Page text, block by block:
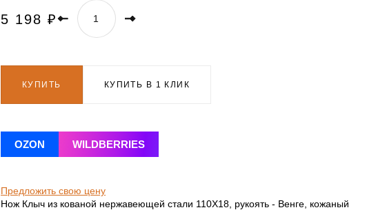
5 198 ₽
КУПИТЬ КУПИТЬ В 1 КЛИК
OZON WILDBERRIES
Предложить свою цену
Нож Клыч из кованой нержавеющей стали 110Х18, рукоять - Венге, кожаный